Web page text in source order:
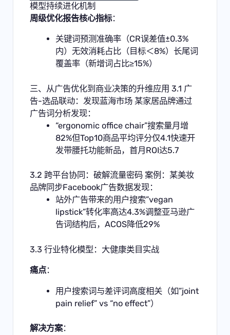
模型持续进化机制
周级优化报告核心指标：
关键词预测准确率（CR误差值±0.3%
内）无效消耗占比（目标＜8%）长尾词
覆盖率（新增词占比≥15%）
三、从广告优化到商业决策的升维应用 3.1 广
告-选品联动：发现蓝海市场 某家居品牌通过
广告词分析发现：
“ergonomic office chair”搜索量月增
82%但Top10商品平均评分仅4.1快速开
发带腰托功能新品，首月ROI达5.7
3.2 跨平台协同：破解流量密码 案例：某美妆
品牌同步Facebook广告数据发现：
站外广告带来的用户搜索”vegan
lipstick”转化率高达4.3%调整亚马逊广
告词结构后，ACOS降低29%
3.3 行业特化模型：大健康类目实战
痛点：
用户搜索词与差评词高度相关（如”joint
pain relief” vs “no effect”）
解决方案：